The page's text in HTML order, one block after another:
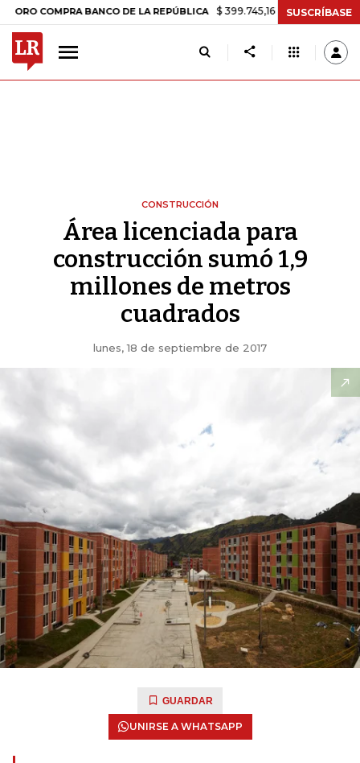
BANCO DE LA REPÚBLICA $ 399.745,16 +$ 2.295,71 +0,58%
SUSCRÍBASE
CONSTRUCCIÓN
Área licenciada para
construcción sumó 1,9
millones de metros
cuadrados
lunes, 18 de septiembre de 2017
GUARDAR
UNIRSE A WHATSAPP